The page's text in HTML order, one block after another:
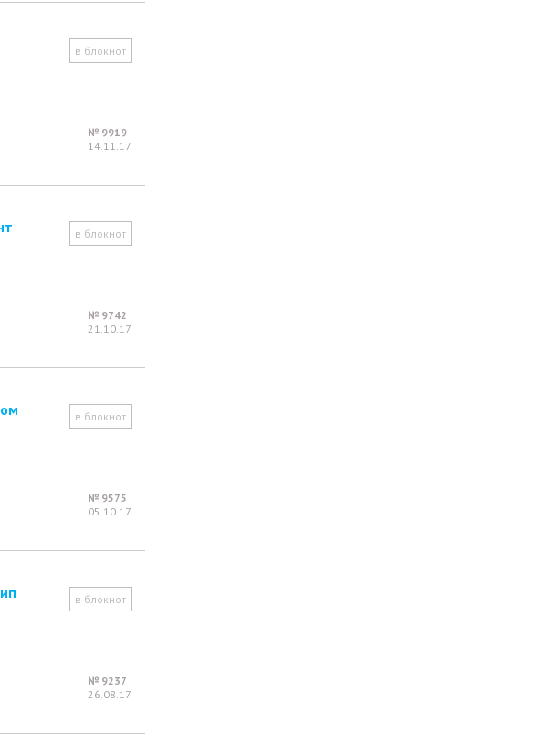
в блокнот
№ 9919
14.11.17
в блокнот
№ 9742
21.10.17
в блокнот
№ 9575
05.10.17
в блокнот
№ 9237
26.08.17